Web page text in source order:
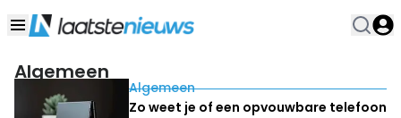
Algemeen
Algemeen
Zo weet je of een opvouwbare telefoon